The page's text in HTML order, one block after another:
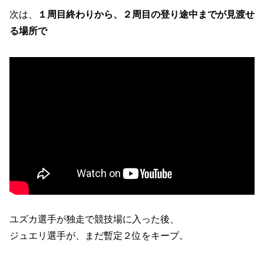
次は、
１周目終わりから、２周目の登り途中までが見渡せ
る場所で
ユズカ選手が独走で競技場に入った後、
ジュエリ選手が、まだ暫定２位をキープ。